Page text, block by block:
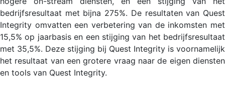
bedrijfsresultaat met bijna 275%. De resultaten van Quest
Integrity omvatten een verbetering van de inkomsten met
15,5% op jaarbasis en een stijging van het bedrijfsresultaat
met 35,5%. Deze stijging bij Quest Integrity is voornamelijk
het resultaat van een grotere vraag naar de eigen diensten
en tools van Quest Integrity.